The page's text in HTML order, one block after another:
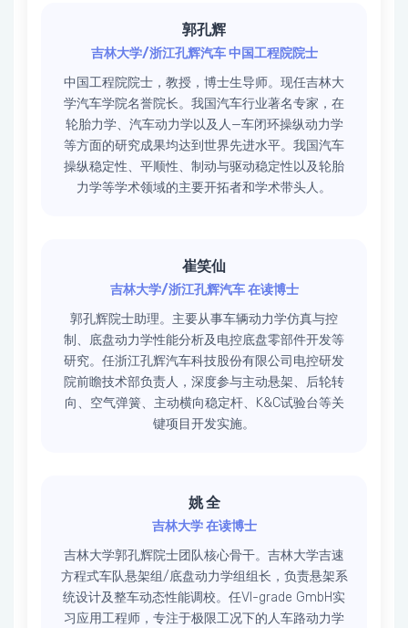
郭孔辉
吉林大学/浙江孔辉汽车 中国工程院院士
中国工程院院士，教授，博士生导师。现任吉林大
学汽车学院名誉院长。我国汽车行业著名专家，在
轮胎力学、汽车动力学以及人—车闭环操纵动力学
等方面的研究成果均达到世界先进水平。我国汽车
操纵稳定性、平顺性、制动与驱动稳定性以及轮胎
力学等学术领域的主要开拓者和学术带头人。
崔笑仙
吉林大学/浙江孔辉汽车 在读博士
郭孔辉院士助理。主要从事车辆动力学仿真与控
制、底盘动力学性能分析及电控底盘零部件开发等
研究。任浙江孔辉汽车科技股份有限公司电控研发
院前瞻技术部负责人，深度参与主动悬架、后轮转
向、空气弹簧、主动横向稳定杆、K&C试验台等关
键项目开发实施。
姚 全
吉林大学 在读博士
吉林大学郭孔辉院士团队核心骨干。吉林大学吉速
方程式车队悬架组/底盘动力学组组长，负责悬架系
统设计及整车动态性能调校。任VI-grade GmbH实
习应用工程师，专注于极限工况下的人车路动力学